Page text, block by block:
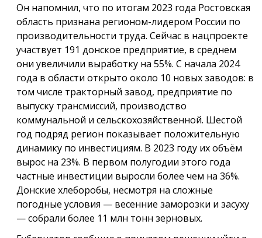
Он напомнил, что по итогам 2023 года Ростовская
область признана регионом-лидером России по
производительности труда. Сейчас в нацпроекте
участвует 191 донское предприятие, в среднем
они увеличили выработку на 55%. С начала 2024
года в области открыто около 10 новых заводов: в
том числе тракторный завод, предприятие по
выпуску трансмиссий, производство
коммунальной и сельскохозяйственной. Шестой
год подряд регион показывает положительную
динамику по инвестициям. В 2023 году их объём
вырос на 23%. В первом полугодии этого года
частные инвестиции выросли более чем на 36%.
Донские хлеборобы, несмотря на сложные
погодные условия — весенние заморозки и засуху
— собрали более 11 млн тонн зерновых.